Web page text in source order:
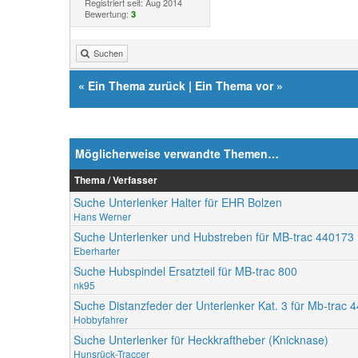
Registriert seit: Aug 2014
Bewertung: 3
Suchen
« Ein Thema zurück | Ein Thema vor»
Möglicherweise verwandte Themen…
Thema / Verfasser
Suche Unterlenker Halter für EHR Bolzen
Hans Werner
Suche Unterlenker und Hubstreben für MB-trac 440173
Eberharter
Suche Hubspindel Ersatzteil für MB-trac 800
nk95
Suche Distanzfeder der Unterlenker Kat. 3 für Mb-trac
Hobbyfahrer
Suche Unterlenker für Heckkraftheber (Knicknase)
Hunsrück-Traccer